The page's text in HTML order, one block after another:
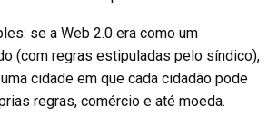
se a Web 2.0 era como um
(com regras estipuladas pelo síndico),
cidade em que cada cidadão pode
regras, comércio e até moeda.